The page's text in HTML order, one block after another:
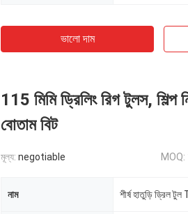
ভালো দাম
115 মিমি ড্রিলিং রিগ টুলস, শিল্প
বোতাম বিট
মূল্য: negotiable MOQ:
নাম